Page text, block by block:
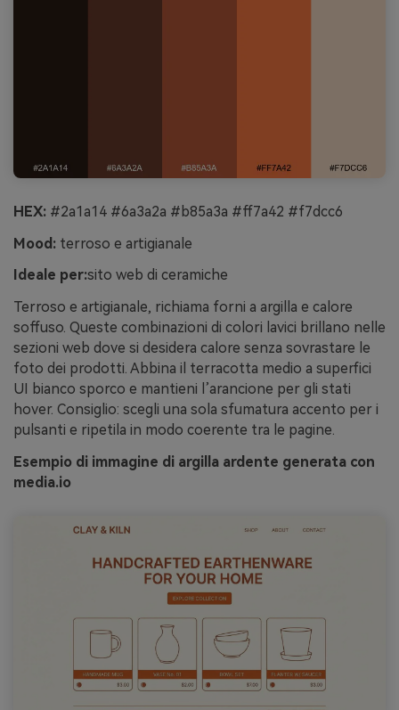
HEX: #2a1a14 #6a3a2a #b85a3a #ff7a42 #f7dcc6
Mood: terroso e artigianale
Ideale per:sito web di ceramiche
Terroso e artigianale, richiama forni a argilla e calore
soffuso. Queste combinazioni di colori lavici brillano nelle
sezioni web dove si desidera calore senza sovrastare le
foto dei prodotti. Abbina il terracotta medio a superfici
UI bianco sporco e mantieni l’arancione per gli stati
hover. Consiglio: scegli una sola sfumatura accento per i
pulsanti e ripetila in modo coerente tra le pagine.
Esempio di immagine di argilla ardente generata con
media.io